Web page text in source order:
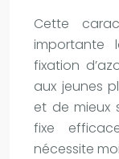
Cette
importante
fixation
aux jeunes
et de mieux
fixe
nécessite